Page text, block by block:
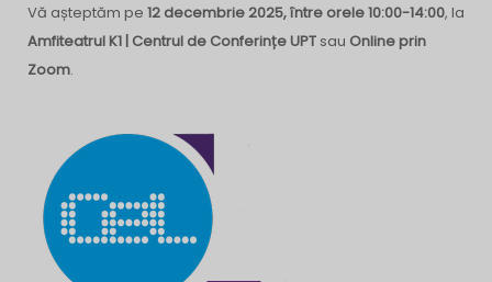
Vă așteptăm pe 12 decembrie 2025, între orele 10:00-14:00, la
Amfiteatrul K1 | Centrul de Conferințe UPT sau Online prin
Zoom.